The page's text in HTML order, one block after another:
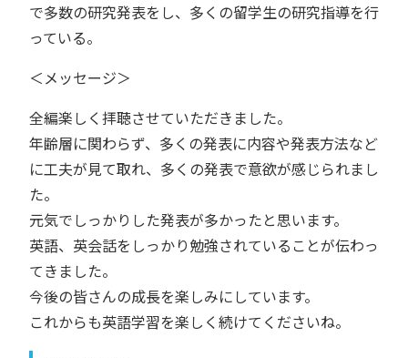
で多数の研究発表をし、多くの留学生の研究指導を行
っている。
＜メッセージ＞
全編楽しく拝聴させていただきました。
年齢層に関わらず、多くの発表に内容や発表方法など
に工夫が見て取れ、多くの発表で意欲が感じられまし
た。
元気でしっかりした発表が多かったと思います。
英語、英会話をしっかり勉強されていることが伝わっ
てきました。
今後の皆さんの成長を楽しみにしています。
これからも英語学習を楽しく続けてくださいね。